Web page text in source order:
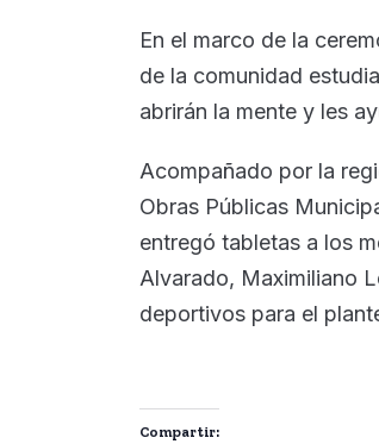
En el marco de la
de la comunidad
abrirán la mente y les
Acompañado por la
Obras Públicas
entregó tabletas a los
Alvarado, Maximiliano
deportivos para el
Compartir: